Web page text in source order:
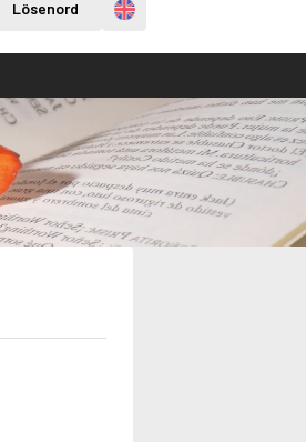
Lösenord Engelska